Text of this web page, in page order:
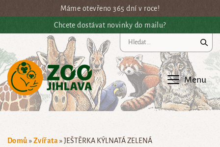
Přejít na hlavní obsahMáme otevřeno 365 dní v roce!
Chcete dostávat novinky do mailu?
Menu
Domů »Zvířata»JEŠTĚRKA KÝLNATÁ ZELENÁ